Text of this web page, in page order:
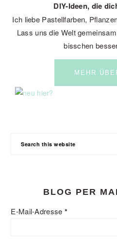
DIY-Ideen, die
Ich liebe Pastellfarben,
Lass uns die Welt
bisschen
MEHR
BLOG PER
E-Mail-Adresse *